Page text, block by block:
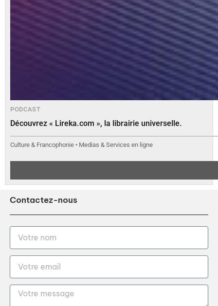
PODCAST
Découvrez « Lireka.com », la librairie universelle.
Culture & Francophonie • Medias & Services en ligne
Contactez-nous